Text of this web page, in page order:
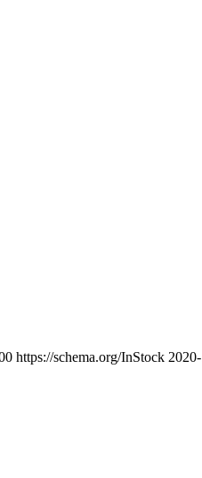
https://schema.org/InStock